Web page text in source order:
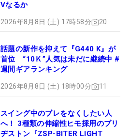
Vなるか
2026年8月8日 (土) 17時58分 20
話題の新作を抑えて『G440 K』が
首位 “10Ｋ”人気は未だに継続中 #
週間ギアランキング
2026年8月8日 (土) 18時00分 11
スイング中のブレをなくしたい人
へ！ 3種類の伸縮性ヒモ採用のブリ
ヂストン『ZSP-BITER LIGHT